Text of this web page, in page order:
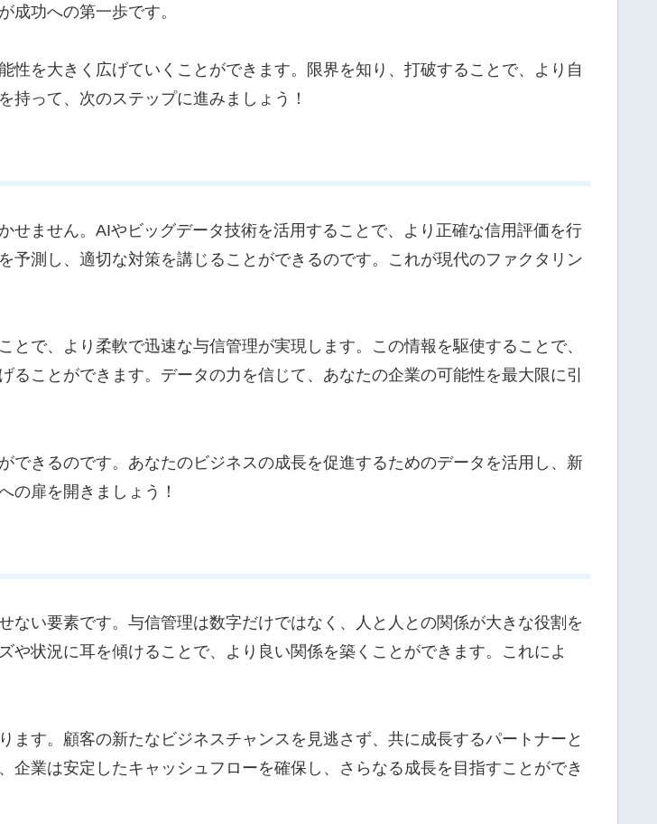
成功への第一歩です。
を大きく広げていくことができます。限界を知り、打破することで、より自
持って、次のステップに進みましょう！
ません。AIやビッグデータ技術を活用することで、より正確な信用評価を行
予測し、適切な対策を講じることができるのです。これが現代のファクタリン
で、より柔軟で迅速な与信管理が実現します。この情報を駆使することで、
ことができます。データの力を信じて、あなたの企業の可能性を最大限に引
きるのです。あなたのビジネスの成長を促進するためのデータを活用し、新
の扉を開きましょう！
い要素です。与信管理は数字だけではなく、人と人との関係が大きな役割を
状況に耳を傾けることで、より良い関係を築くことができます。これによ
す。顧客の新たなビジネスチャンスを見逃さず、共に成長するパートナーと
業は安定したキャッシュフローを確保し、さらなる成長を目指すことができ